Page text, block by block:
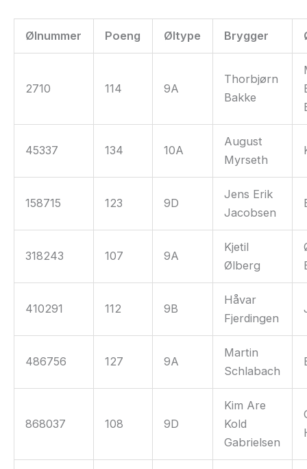
Ølnummer Poeng Øltype Brygger
2710 114 9A
Thorbjørn
Bakke
45337 134 10A
August
Myrseth
158715 123 9D
Jens Erik
Jacobsen
318243 107 9A
Kjetil
Ølberg
410291 112 9B
Håvar
Fjerdingen
486756 127 9A
Martin
Schlabach
868037 108 9D
Kim Are
Kold
Gabrielsen